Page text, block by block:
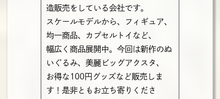
造販売をしている会社です。
スケールモデルから、フィギュア、
均一商品、カプセルトイなど、
幅広く商品展開中。今回は新作のぬ
いぐるみ、美麗ビッグアクスタ、
お得な100円グッズなど販売しま
す！是非ともお立ち寄りくださ